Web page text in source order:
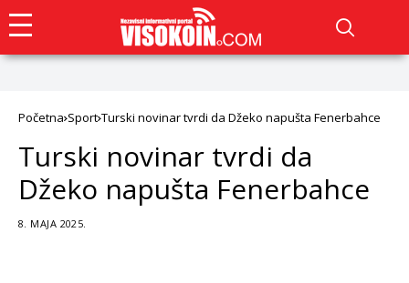
Početna Sport Turski novinar tvrdi da Džeko napušta Fenerbahce
Turski novinar tvrdi da
Džeko napušta Fenerbahce
8. MAJA 2025.